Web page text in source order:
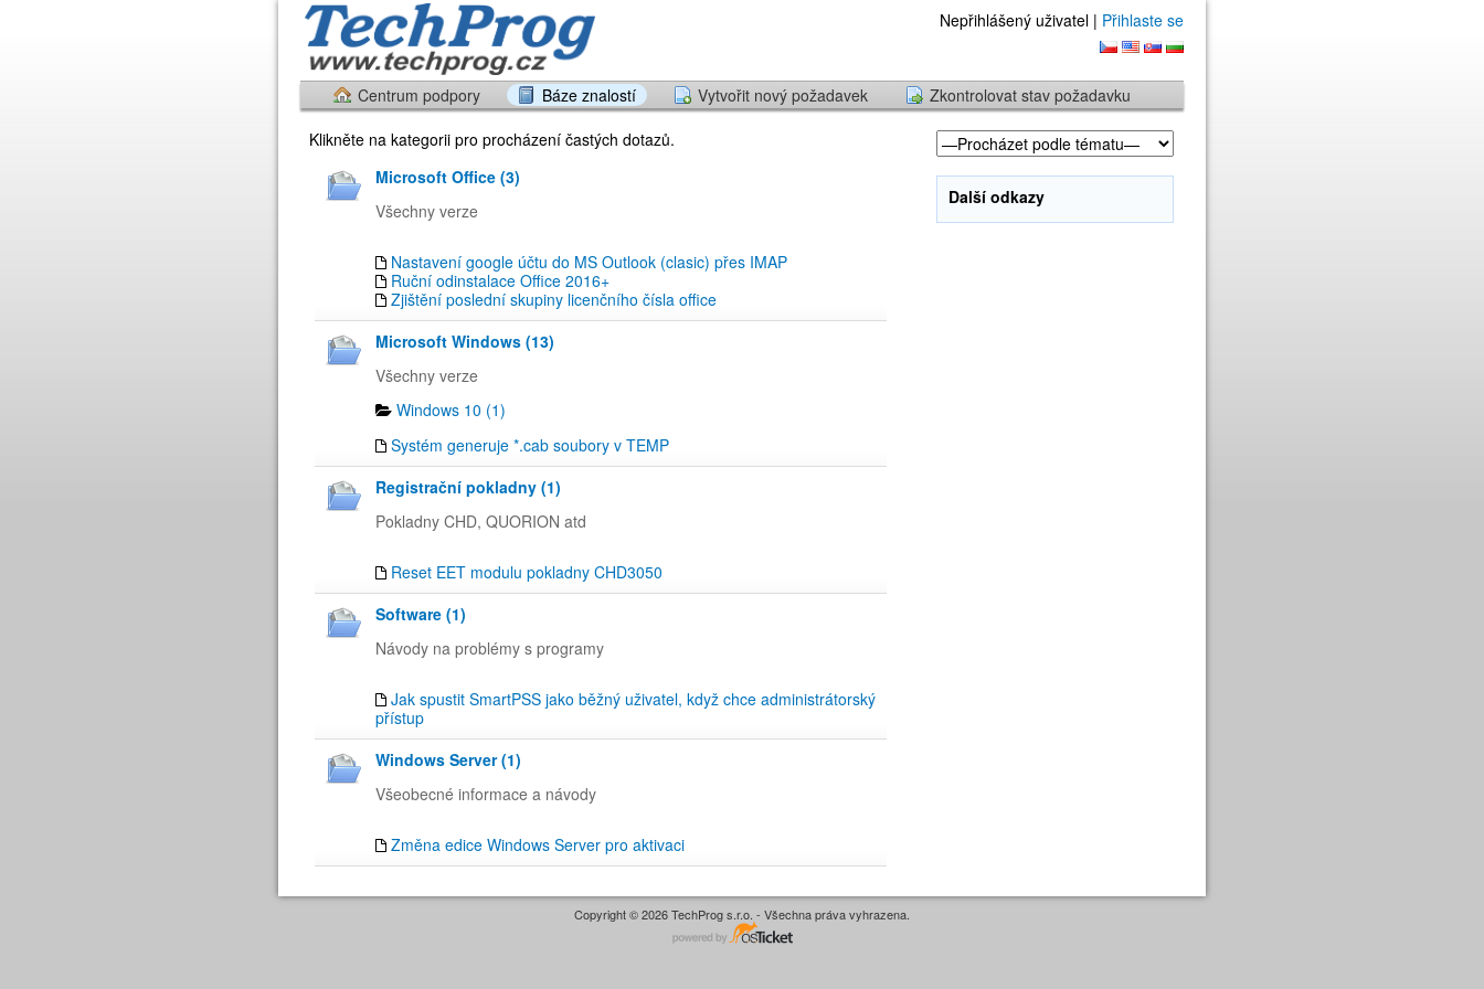
Nepřihlášený uživatel | Přihlaste se
Centrum podpory Báze znalostí Vytvořit nový požadavek
Zkontrolovat stav požadavku
Klikněte na kategorii pro procházení častých dotazů.
Microsoft Office (3)
Všechny verze
Nastavení google účtu do MS Outlook (clasic) přes IMAP
Ruční odinstalace Office 2016+
Zjištění poslední skupiny licenčního čísla office
Microsoft Windows (13)
Všechny verze
Windows 10 (1)
Systém generuje *.cab soubory v TEMP
Registrační pokladny (1)
Pokladny CHD, QUORION atd
Reset EET modulu pokladny CHD3050
Software (1)
Návody na problémy s programy
Jak spustit SmartPSS jako běžný uživatel, když chce administrátorský
přístup
Windows Server (1)
Všeobecné informace a návody
Změna edice Windows Server pro aktivaci
Další odkazy
Copyright © 2026 TechProg s.r.o. - Všechna práva vyhrazena.